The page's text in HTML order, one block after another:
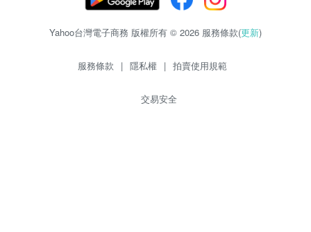
Yahoo台灣電子商務 版權所有 © 2026 服務條款(更新)
服務條款 | 隱私權 | 拍賣使用規範
交易安全